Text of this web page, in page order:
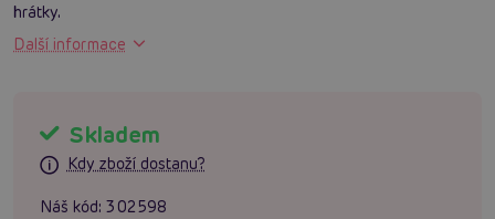
hrátky.
Další informace
Skladem
Kdy zboží dostanu?
Náš kód: 302598